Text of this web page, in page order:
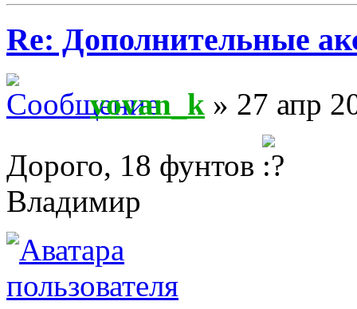
Re: Дополнительные
vovan_k » 27 апр
Дорого, 18 фунтов
Владимир